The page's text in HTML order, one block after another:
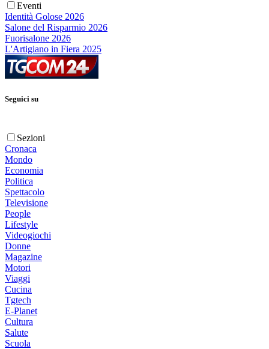
Eventi
Identità Golose 2026
Salone del Risparmio 2026
Fuorisalone 2026
L'Artigiano in Fiera 2025
Seguici su
Sezioni
Cronaca
Mondo
Economia
Politica
Spettacolo
Televisione
People
Lifestyle
Videogiochi
Donne
Magazine
Motori
Viaggi
Cucina
Tgtech
E-Planet
Cultura
Salute
Scuola